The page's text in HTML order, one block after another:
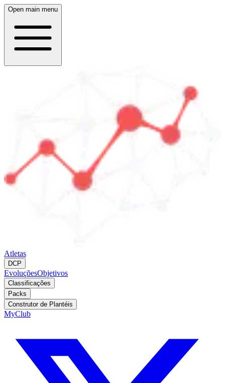
Open main menu
Atletas
DCP
EvoluçõesObjetivos
Classificações
Packs
Construtor de Plantéis
MyClub